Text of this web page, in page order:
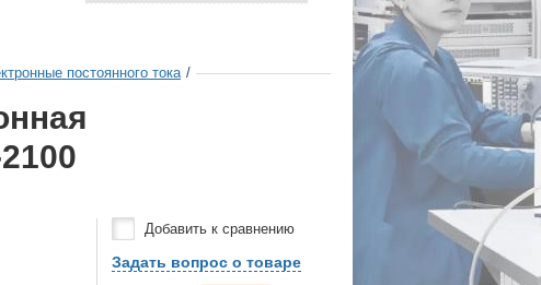
постоянного тока /
Добавить к сравнению
Задать вопрос о товаре